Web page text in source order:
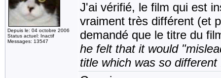
Depuis le: 04 octobre 2006
Status actuel: Inactif
Messages: 13547
J'ai vérifié, le film qui est
vraiment très différent (et
demandé que le titre du
he felt that it would
title which was so